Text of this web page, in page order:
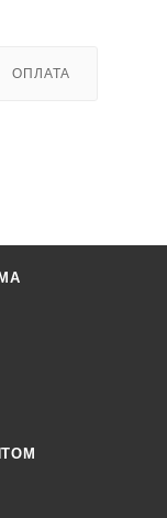
ОПЛАТА